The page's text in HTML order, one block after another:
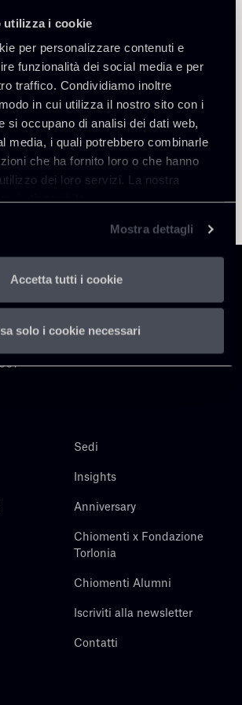
utilizza i cookie
per personalizzare contenuti e
funzionalità dei social media e per
traffico. Condividiamo inoltre
in cui utilizza il nostro sito con i
si occupano di analisi dei dati web,
media, i quali potrebbero combinarle
che ha fornito loro o che hanno
dei loro servizi. La nostra
è disponibilequi.
Mostra dettagli
Accetta tutti i cookie
solo i cookie necessari
Torna agli Insights
Sedi
Insights
Anniversary
Chiomenti x Fondazione
Torlonia
Chiomenti Alumni
Iscriviti alla newsletter
Contatti